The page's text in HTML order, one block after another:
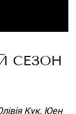
СЕЗОН
Кук, Юен